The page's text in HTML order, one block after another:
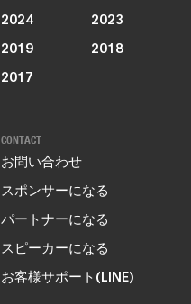
2024
2023
2019
2018
2017
CONTACT
お問い合わせ
スポンサーになる
パートナーになる
スピーカーになる
お客様サポート(LINE)